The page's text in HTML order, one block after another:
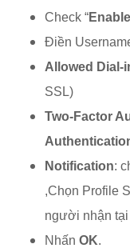
Check “
Điền
Allowed Dial-
SSL)
Two-Factor
Notification:
,Chọn Profile
người nhận tại
Nhấn OK.